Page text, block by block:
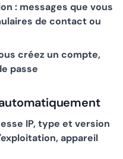
: messages que vous
de contact ou
créez un compte,
passe
IP, type et version
appareil